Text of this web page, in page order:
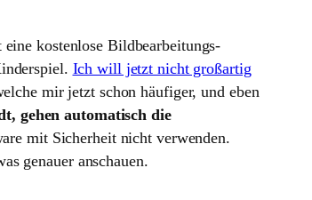
eine kostenlose Bildbearbeitungs-
Ich will jetzt nicht großartig
mir jetzt schon häufiger, und eben
gehen automatisch die
mit Sicherheit nicht verwenden.
genauer anschauen.